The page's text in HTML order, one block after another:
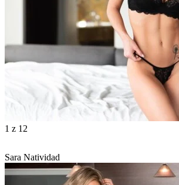
1 z 12
Sara Natividad